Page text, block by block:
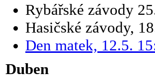
Rybářské závody
Hasičské závody,
Den matek, 12.5.
Duben